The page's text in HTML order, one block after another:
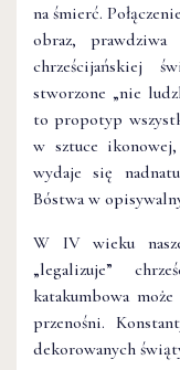
na śmierć.
obraz,
chrześcijańskiej
stworzone „nie
to propotyp
w sztuce
wydaje się
Bóstwa w
W IV wieku
„legalizuje”
katakumbowa
przenośni.
dekorowanych